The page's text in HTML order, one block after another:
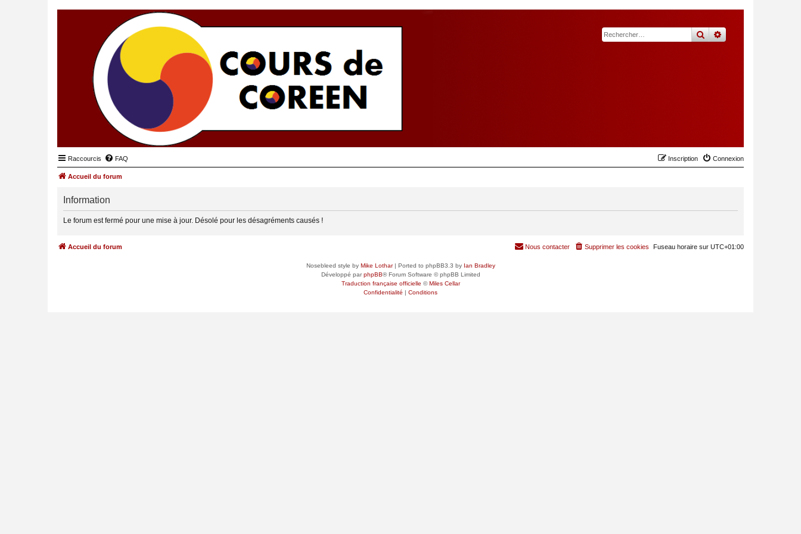
rechercher
recherche
Raccourcis FAQ Connexion
Inscription
Accueil du forum
Information
Le forum est fermé pour une mise à jour. Désolé pour les désagréments causés !
Accueil du forum Fuseau horaire sur UTC+01:00
Supprimer les cookies
Nous contacter
Nosebleed style by Mike Lothar| Ported to phpBB3.3 by Ian Bradley
Développé parphpBB® Forum Software © phpBB Limited
Traduction française officielle ©Miles Cellar
Confidentialité | Conditions